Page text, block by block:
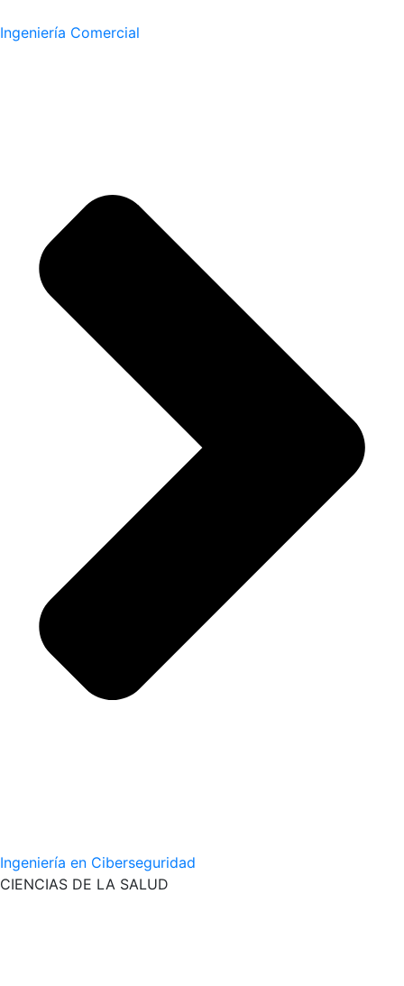
Ingeniería Comercial
Ingeniería en Ciberseguridad
CIENCIAS DE LA SALUD